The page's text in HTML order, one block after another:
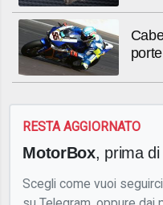
RESTA AGGIORNATO
MotorBox, prima
Scegli come vuoi